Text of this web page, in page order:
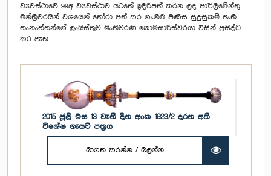
ව්‍යවස්ථාවේ 99අ ව්‍යවස්ථාව යටතේ ඉදිරිපත් කරන ලද පාර්ලිමේන්තු
මන්ත්‍රීවරයින් වශයෙන් තෝරා පත් කර ගැනීම පිණිස සුදුසුකම් ඇති
තැනැත්තන්ගේ ලැයිස්තුව මැතිවරණ කොමසාරිස්වරයා විසින් ප්‍රසිද්ධ
කර ඇත.
2015 ජූලි මස 13 වැනි දින අංක 1923/2 දරන අති
විශේෂ ගැසට් පත්‍රය
බාගත කරන්න / බලන්න